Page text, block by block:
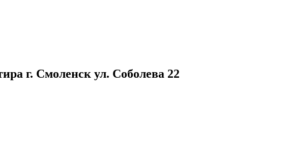
г. Смоленск ул. Соболева 22